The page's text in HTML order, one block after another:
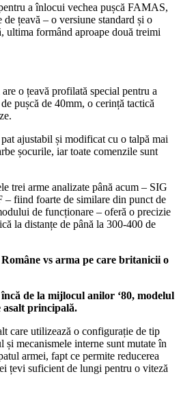
a înlocui vechea pușcă FAMAS,
țeavă – o versiune standard și o
ultima formând aproape două treimi
o țeavă profilată special pentru a
pușcă de 40mm, o cerință tactică
ajustabil și modificat cu o talpă mai
șocurile, iar toate comenzile sunt
trei arme analizate până acum – SIG
fiind foarte de similare din punct de
de funcționare – oferă o precizie
la distanțe de până la 300-400 de
vs arma pe care britanicii o
de la mijlocul anilor ‘80, modelul
asalt principală.
care utilizează o configurație de tip
și mecanismele interne sunt mutate în
armei, fapt ce permite reducerea
țevi suficient de lungi pentru o viteză